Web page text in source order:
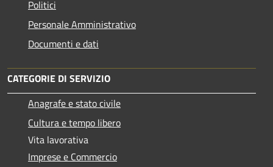
Politici
Personale Amministrativo
Documenti e dati
CATEGORIE DI SERVIZIO
Anagrafe e stato civile
Cultura e tempo libero
Vita lavorativa
Imprese e Commercio